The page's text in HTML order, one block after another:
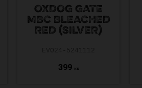
OXDOG GATE
MBC BLEACHED
RED (SILVER)
399 KR